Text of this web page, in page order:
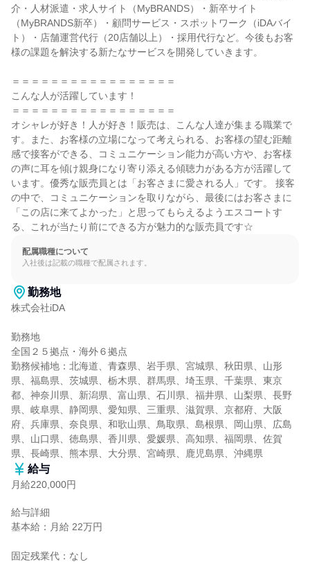
介・人材派遣・求人サイト（MyBRANDS）・新卒サイト
（MyBRANDS新卒）・顧問サービス・スポットワーク（iDAバイ
ト）・店舗運営代行（20店舗以上）・採用代行など。今後もお客
様の課題を解決する新たなサービスを開発していきます。
＝＝＝＝＝＝＝＝＝＝＝＝＝＝＝＝＝
こんな人が活躍しています！
＝＝＝＝＝＝＝＝＝＝＝＝＝＝＝＝＝
オシャレが好き！人が好き！販売は、こんな人達が集まる職業で
す。また、お客様の立場になって考えられる、お客様の望む距離
感で接客ができる、コミュニケーション能力が高い方や、お客様
の声に耳を傾け親身になり寄り添える傾聴力がある方が活躍して
います。優秀な販売員とは「お客さまに愛される人」です。 接客
の中で、コミュニケーションを取りながら、最後にはお客さまに
「この店に来てよかった」と思ってもらえるようエスコートす
る、これが当たり前にできる方が魅力的な販売員です☆
配属職種について
入社後は記載の職種で配属されます。
勤務地
株式会社iDA
勤務地
全国２５拠点・海外６拠点
勤務候補地：北海道、青森県、岩手県、宮城県、秋田県、山形
県、福島県、茨城県、栃木県、群馬県、埼玉県、千葉県、東京
都、神奈川県、新潟県、富山県、石川県、福井県、山梨県、長野
県、岐阜県、静岡県、愛知県、三重県、滋賀県、京都府、大阪
府、兵庫県、奈良県、和歌山県、鳥取県、島根県、岡山県、広島
県、山口県、徳島県、香川県、愛媛県、高知県、福岡県、佐賀
県、長崎県、熊本県、大分県、宮崎県、鹿児島県、沖縄県
給与
月給220,000円
給与詳細
基本給：月給 22万円
固定残業代：なし